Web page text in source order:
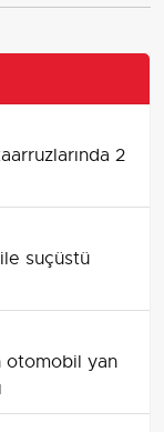
2
suçüstü
otomobil yan